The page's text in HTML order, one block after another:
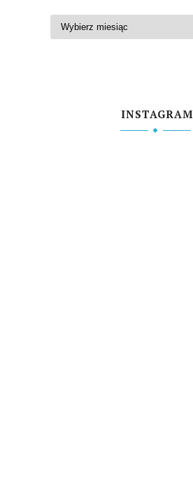
INSTAGRAM